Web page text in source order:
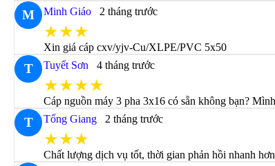
M Minh Giáo 2 tháng trước
★★★
Xin giá cáp cxv/yjv-Cu/XLPE/PVC 5x50
T Tuyết Sơn 4 tháng trước
★★★★
Cáp nguồn máy 3 pha 3x16 có sẵn không bạn?
T Tống Giang 2 tháng trước
★★★
Chất lượng dịch vụ tốt, thời gian phản hồi nhanh